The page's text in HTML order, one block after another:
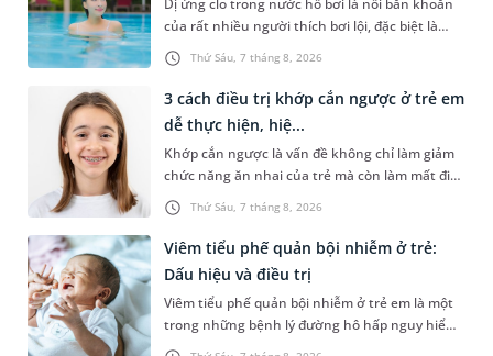
Thứ Sáu, 7 tháng 8, 2026
của rất nhiều người thích bơi lội, đặc biệt là
những trường hợp thường xuyên bơi ở những
hồ bơi nhân tạo. Bài v...
Thứ Sáu, 7 tháng 8, 2026
3 cách điều trị khớp cắn ngược ở trẻ em
dễ thực hiện, hiệ...
Khớp cắn ngược là vấn đề không chỉ làm giảm
chức năng ăn nhai của trẻ mà còn làm mất đi
sự cân đối của khuôn mặt. Do đó, cần khắc
phục sớm tình trạng này để...
Viêm tiểu phế quản bội nhiễm ở trẻ:
Dấu hiệu và điều trị
Viêm tiểu phế quản bội nhiễm ở trẻ em là một
trong những bệnh lý đường hô hấp nguy hiểm,
thường bùng phát vào thời điểm giao mùa. Khi